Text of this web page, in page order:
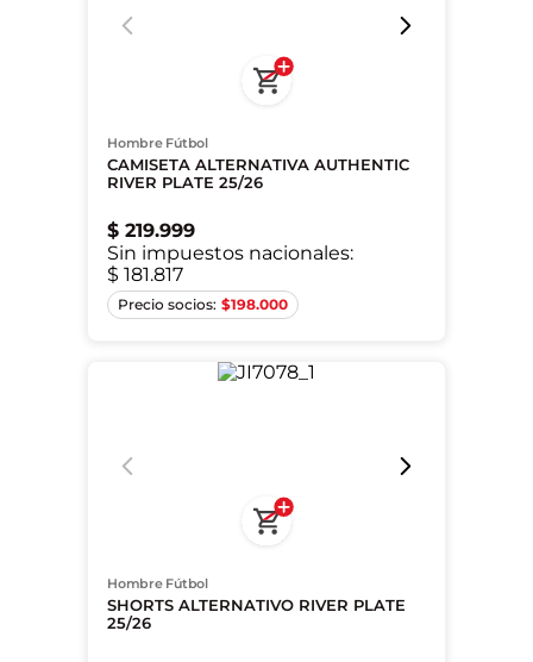
Hombre Fútbol
CAMISETA ALTERNATIVA AUTHENTIC
RIVER PLATE 25/26
$ 219.999
Sin impuestos nacionales:
$ 181.817
$198.000
Hombre Fútbol
SHORTS ALTERNATIVO RIVER PLATE
25/26